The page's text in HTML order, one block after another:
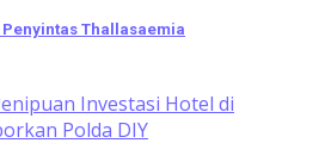
Thallasaemia